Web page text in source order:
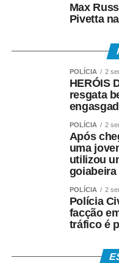
Max
Pivetta
POLÍCIA 2
HERÓIS
resgata
POLÍCIA 2
Após
uma
utilizou
goiabeira
POLÍCIA 2
Polícia
facção
tráfico é